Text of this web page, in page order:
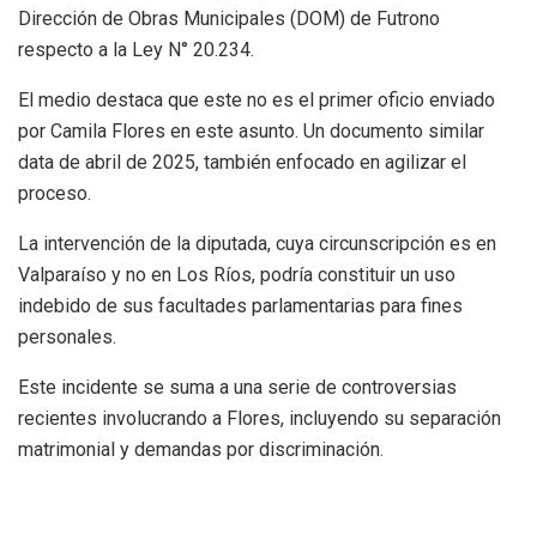
Dirección de Obras Municipales (DOM) de Futrono
respecto a la Ley N° 20.234.
El medio destaca que este no es el primer oficio enviado
por Camila Flores en este asunto. Un documento similar
data de abril de 2025, también enfocado en agilizar el
proceso.
La intervención de la diputada, cuya circunscripción es en
Valparaíso y no en Los Ríos, podría constituir un uso
indebido de sus facultades parlamentarias para fines
personales.
Este incidente se suma a una serie de controversias
recientes involucrando a Flores, incluyendo su separación
matrimonial y demandas por discriminación.